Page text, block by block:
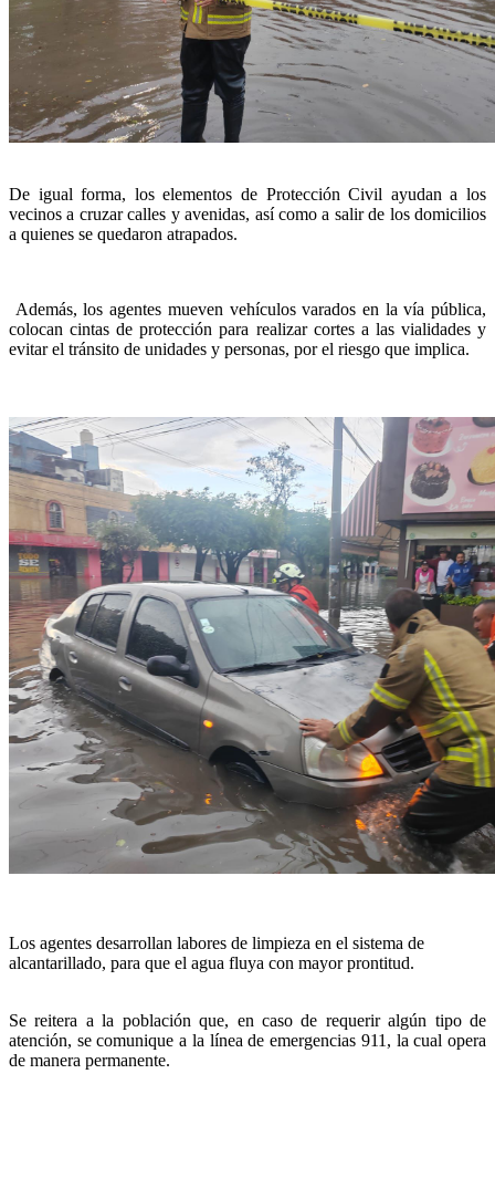
De igual forma, los elementos de Protección Civil ayudan a los
vecinos a cruzar calles y avenidas, así como a salir de los domicilios
a quienes se quedaron atrapados.
Además, los agentes mueven vehículos varados en la vía pública,
colocan cintas de protección para realizar cortes a las vialidades y
evitar el tránsito de unidades y personas, por el riesgo que implica.
Los agentes desarrollan labores de limpieza en el sistema de
alcantarillado, para que el agua fluya con mayor prontitud.
Se reitera a la población que, en caso de requerir algún tipo de
atención, se comunique a la línea de emergencias 911, la cual opera
de manera permanente.